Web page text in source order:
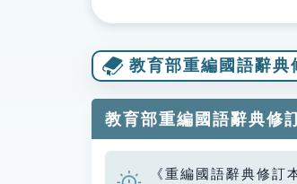
教育部重編國語辭典
教育部重編國語辭典修
《重編國語辭典修